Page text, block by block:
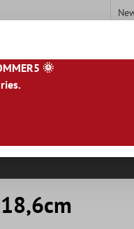
|LU
🌞